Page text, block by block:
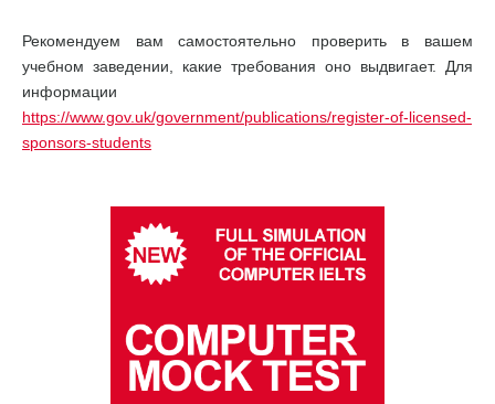
Рекомендуем вам самостоятельно проверить в вашем
учебном заведении, какие требования оно выдвигает. Для
информации
https://www.gov.uk/government/publications/register-of-licensed-
sponsors-students